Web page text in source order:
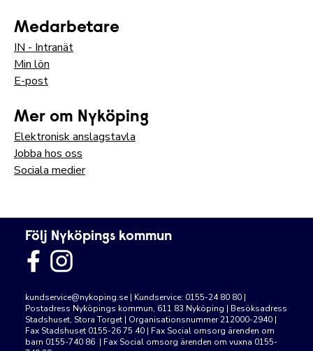
Medarbetare
IN - Intranät
Min lön
E-post
Mer om Nyköping
Elektronisk anslagstavla
Jobba hos oss
Sociala medier
Följ Nyköpings kommun
kundservice@nykoping.se | Kundservice: 0155-24 80 80 |
Postadress Nyköpings kommun, 611 83 Nyköping | Besöksadress
Stadshuset, Stora Torget | Organisationsnummer 212000-2940 |
Fax Stadshuset 0155-26 75 40 | Fax Social omsorg ärenden om
barn 0155-740 86 | Fax Social omsorg ärenden om vuxna 0155-